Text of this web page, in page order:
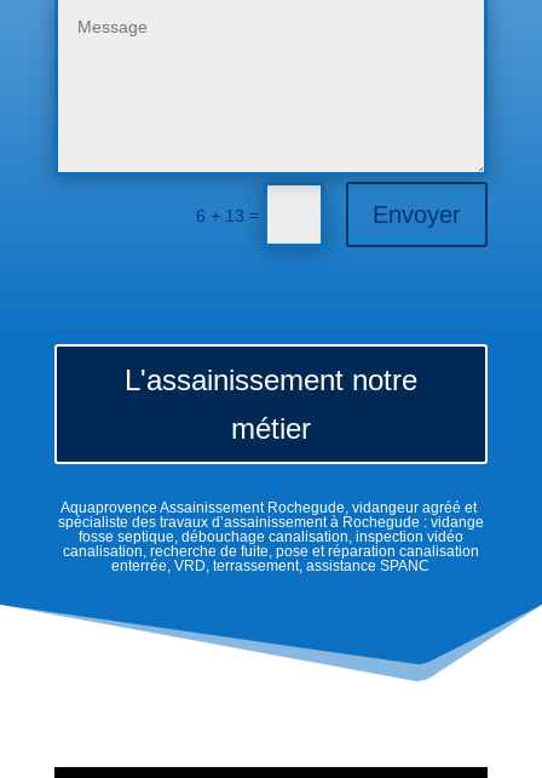
6 + 13 = Envoyer
L'assainissement notre
métier
Aquaprovence Assainissement Rochegude, vidangeur agréé et
spécialiste des travaux d’assainissement à Rochegude : vidange
fosse septique, débouchage canalisation, inspection vidéo
canalisation, recherche de fuite, pose et réparation canalisation
enterrée, VRD, terrassement, assistance SPANC